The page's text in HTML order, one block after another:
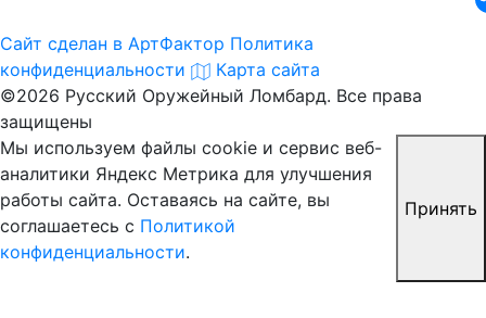
Сайт сделан в АртФактор Политика
конфиденциальности
Карта сайта
©2026 Русский Оружейный Ломбард. Все права
защищены
Мы используем файлы cookie и сервис веб-
аналитики Яндекс Метрика для улучшения
работы сайта. Оставаясь на сайте, вы
соглашаетесь с Политикой
конфиденциальности.
Принять